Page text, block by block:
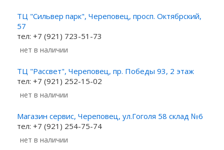
ТЦ "Сильвер парк", Череповец, просп. Октябрский,
57
тел: +7 (921) 723-51-73
Нет в наличии
ТЦ "Рассвет", Череповец, пр. Победы 93, 2 этаж
тел: +7 (921) 252-15-02
Нет в наличии
Магазин сервис, Череповец, ул.Гоголя 58 склад №6
тел: +7 (921) 254-75-74
Нет в наличии